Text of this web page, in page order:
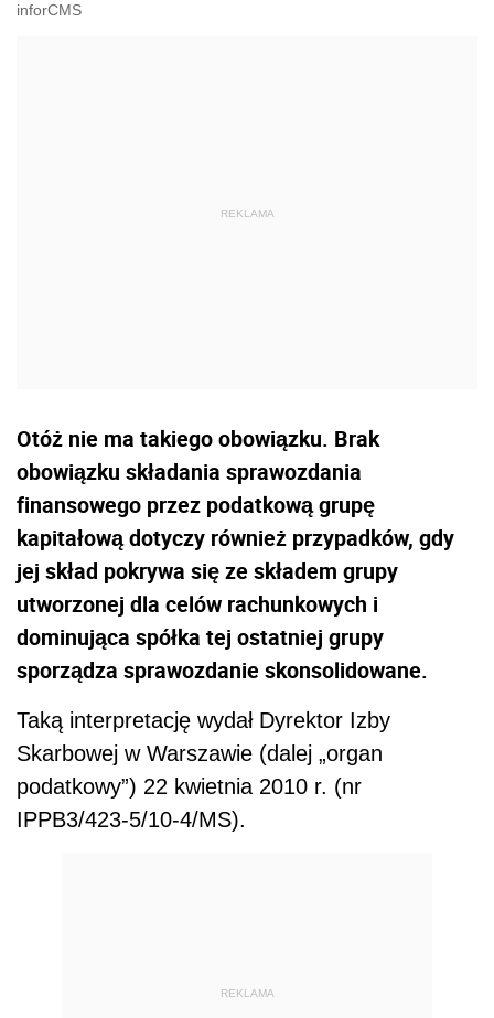
inforCMS
Otóż nie ma takiego obowiązku. Brak
obowiązku składania sprawozdania
finansowego przez podatkową grupę
kapitałową dotyczy również przypadków, gdy
jej skład pokrywa się ze składem grupy
utworzonej dla celów rachunkowych i
dominująca spółka tej ostatniej grupy
sporządza sprawozdanie skonsolidowane.
Taką interpretację wydał Dyrektor Izby
Skarbowej w Warszawie (dalej „organ
podatkowy”) 22 kwietnia 2010 r. (nr
IPPB3/423-5/10-4/MS).
REKLAMA